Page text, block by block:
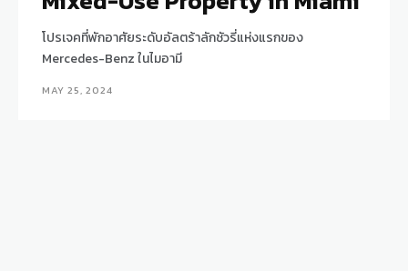
โปรเจคที่พักอาศัยระดับอัลตร้าลักชัวรี่แห่งแรกของ
Mercedes-Benz ในไมอามี
MAY 25, 2024